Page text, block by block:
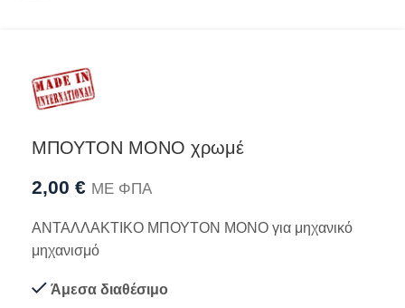
ΜΠΟΥΤΟΝ ΜΟΝΟ χρωμέ
2,00 € ΜΕ ΦΠΑ
ΑΝΤΑΛΛΑΚΤΙΚΟ ΜΠΟΥΤΟΝ ΜΟΝΟ για μηχανικό
μηχανισμό
Άμεσα διαθέσιμο